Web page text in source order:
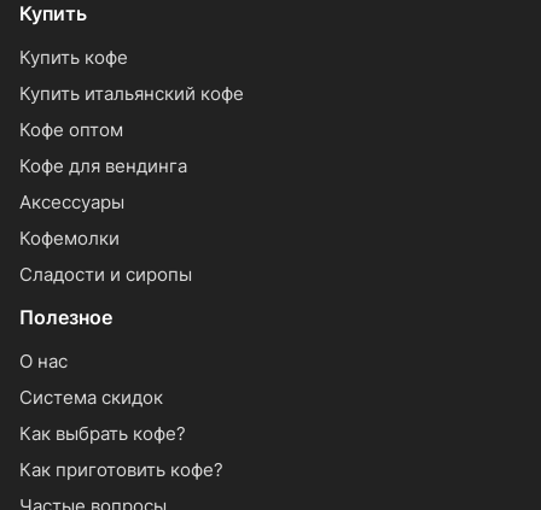
Купить
Купить кофе
Купить итальянский кофе
Кофе оптом
Кофе для вендинга
Аксессуары
Кофемолки
Сладости и сиропы
Полезное
О нас
Система скидок
Как выбрать кофе?
Как приготовить кофе?